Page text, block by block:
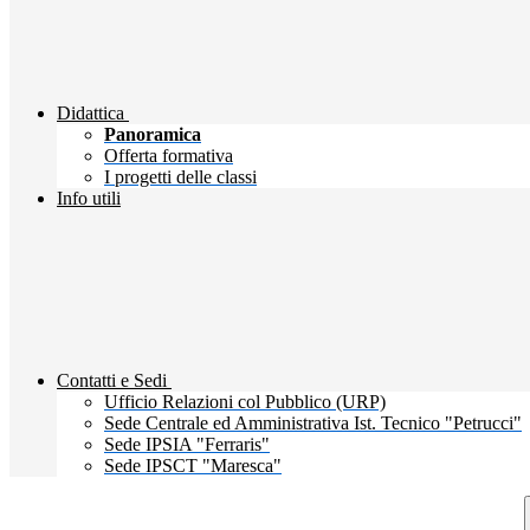
Didattica
Panoramica
Offerta formativa
I progetti delle classi
Info utili
Contatti e Sedi
Ufficio Relazioni col Pubblico (URP)
Sede Centrale ed Amministrativa Ist. Tecnico "Petrucci"
Sede IPSIA "Ferraris"
Sede IPSCT "Maresca"